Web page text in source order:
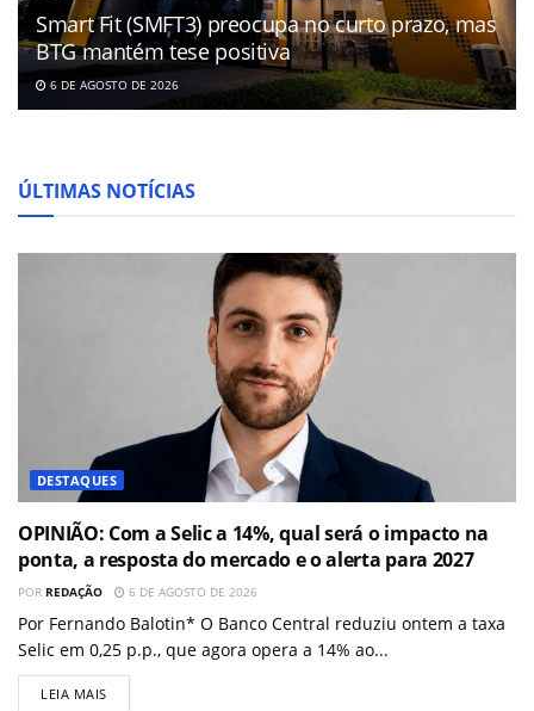
Smart Fit (SMFT3) preocupa no curto prazo, mas
BTG mantém tese positiva
6 DE AGOSTO DE 2026
ÚLTIMAS NOTÍCIAS
DESTAQUES
OPINIÃO: Com a Selic a 14%, qual será o impacto na
ponta, a resposta do mercado e o alerta para 2027
POR REDAÇÃO 6 DE AGOSTO DE 2026
Por Fernando Balotin* O Banco Central reduziu ontem a taxa
Selic em 0,25 p.p., que agora opera a 14% ao...
LEIA MAIS